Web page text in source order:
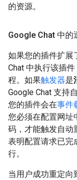
的资源。
Google Chat 中的
如果您的插件扩展
Chat 中执行该插
程。如果触发器是
Google Chat 支持
您的插件会在事件
您必须在配置网址
码，才能触发自动
表明配置请求已完
行。
当用户成功重定向